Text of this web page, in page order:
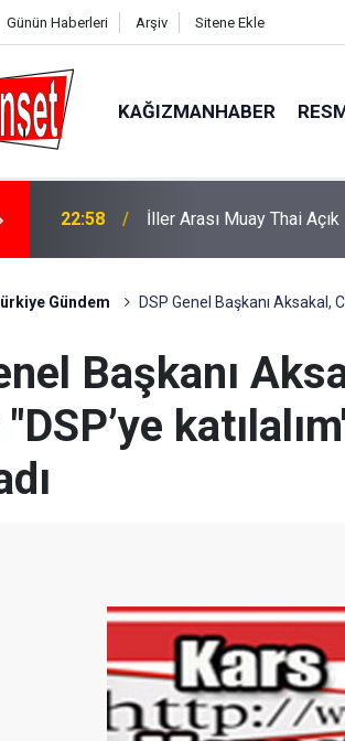
Günün Haberleri Arşiv Sitene Ekle
KAĞIZMANHABER
22:57 Çalıntı araçla 10
Gündem DSP Genel Başkanı Aksakal,
Başkanı
"DSP’ye